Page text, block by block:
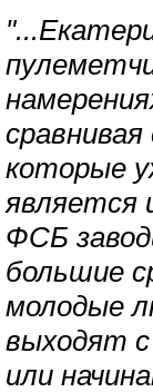
которые
является
ФСБ
большие
молодые
выходят с
или